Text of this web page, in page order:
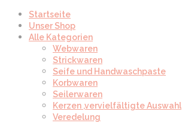
Startseite
Unser Shop
Alle Kategorien
Webwaren
Strickwaren
Seife und Handwaschpaste
Korbwaren
Seilerwaren
Kerzen ,vervielfältigte Auswahl
Veredelung